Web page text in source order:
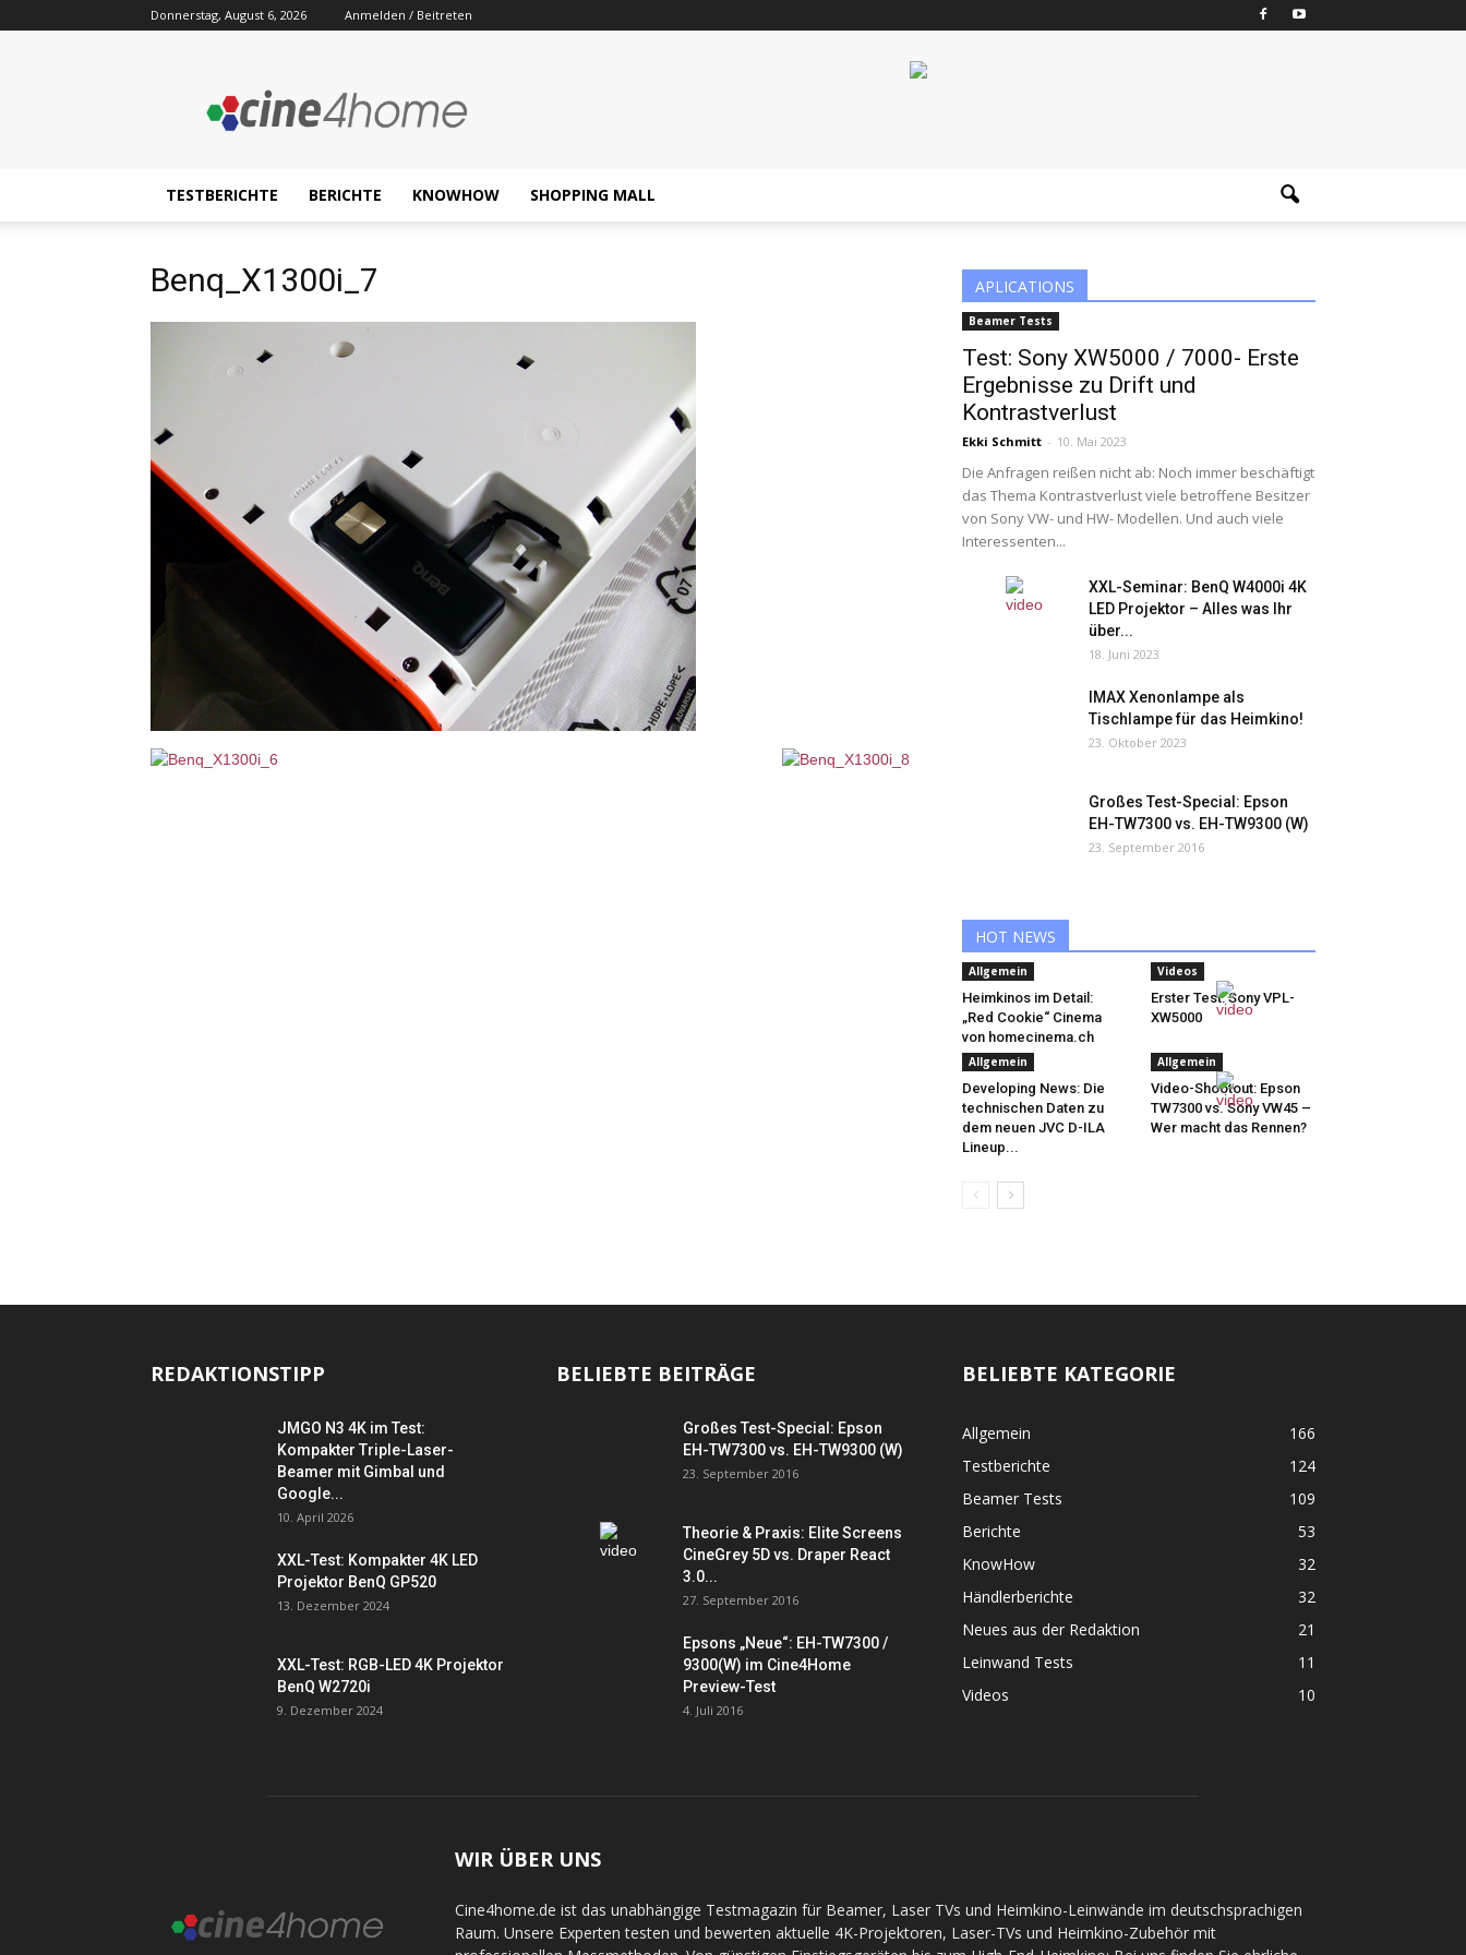
Donnerstag, August 6, 2026 Anmelden / Beitreten
TESTBERICHTE BERICHTE KNOWHOW SHOPPING MALL
Benq_X1300i_7 APLICATIONS
Beamer Tests
Test: Sony XW5000 / 7000- Erste
Ergebnisse zu Drift und
Kontrastverlust
Ekki Schmitt - 10. Mai 2023
Die Anfragen reißen nicht ab: Noch immer beschäftigt
das Thema Kontrastverlust viele betroffene Besitzer
von Sony VW- und HW- Modellen. Und auch viele
Interessenten...
XXL-Seminar: BenQ W4000i 4K
LED Projektor – Alles was Ihr
über...
18. Juni 2023
IMAX Xenonlampe als
Tischlampe für das Heimkino!
23. Oktober 2023
Großes Test-Special: Epson
EH-TW7300 vs. EH-TW9300 (W)
23. September 2016
HOT NEWS
Allgemein
Heimkinos im Detail:
„Red Cookie“ Cinema
von homecinema.ch
Videos
Erster Test: Sony VPL-
XW5000
Allgemein
Developing News: Die
technischen Daten zu
dem neuen JVC D-ILA
Lineup...
Allgemein
Video-Shootout: Epson
TW7300 vs. Sony VW45 –
Wer macht das Rennen?
REDAKTIONSTIPP
JMGO N3 4K im Test:
Kompakter Triple-Laser-
Beamer mit Gimbal und
Google...
10. April 2026
XXL-Test: Kompakter 4K LED
Projektor BenQ GP520
13. Dezember 2024
XXL-Test: RGB-LED 4K Projektor
BenQ W2720i
9. Dezember 2024
BELIEBTE BEITRÄGE
Großes Test-Special: Epson
EH-TW7300 vs. EH-TW9300 (W)
23. September 2016
Theorie & Praxis: Elite Screens
CineGrey 5D vs. Draper React
3.0...
27. September 2016
Epsons „Neue“: EH-TW7300 /
9300(W) im Cine4Home
Preview-Test
4. Juli 2016
BELIEBTE KATEGORIE
Allgemein
166
Testberichte
124
Beamer Tests
109
Berichte
53
KnowHow
32
Händlerberichte
32
Neues aus der Redaktion
21
Leinwand Tests
11
Videos
10
WIR ÜBER UNS
Cine4home.de ist das unabhängige Testmagazin für Beamer, Laser TVs und Heimkino-Leinwände im deutschsprachigen
Raum. Unsere Experten testen und bewerten aktuelle 4K-Projektoren, Laser-TVs und Heimkino-Zubehör mit